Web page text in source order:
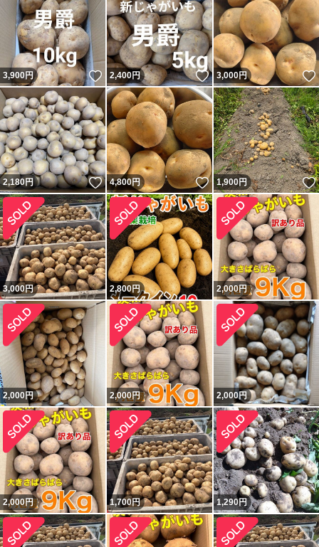
3,900円 いいね！
2,400円 いいね！
3,000円
2,180円 いいね！
4,800円 いいね！
1,900円
3,000円 2,800円 2,000円
2,000円 2,000円 2,000円
2,000円 1,700円 1,290円